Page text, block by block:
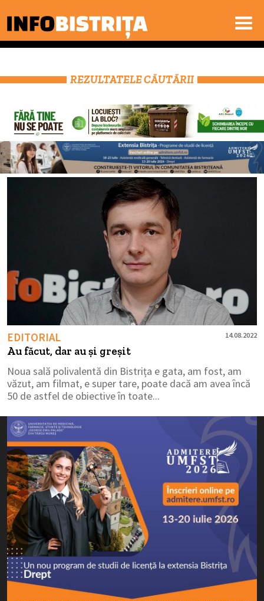
REZULTATELE CĂUTĂRII
EDITORIAL 14.08.2022
Au făcut, dar au și greșit
Noua sală polivalentă din Bistrița e gata, am fost, am
văzut, am filmat, e super tare, poate dacă am avea încă
50 de astfel de obiective în toate...